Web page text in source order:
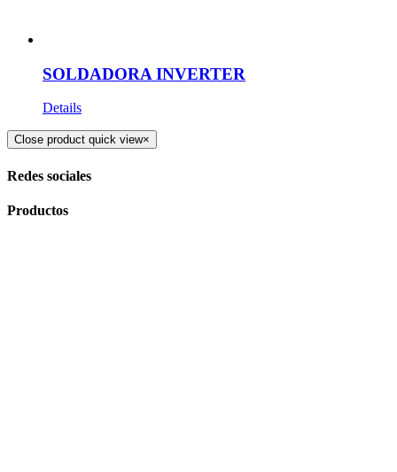
SOLDADORA INVERTER
Details
Close product quick view×
Redes sociales
Productos